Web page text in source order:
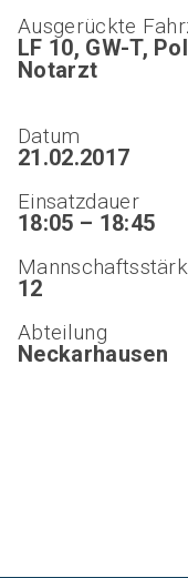
Ausgerückte
LF 10, GW-T,
Notarzt
Datum
21.02.2017
Einsatzdauer
18:05 – 18:45
12
Abteilung
Neckarhausen